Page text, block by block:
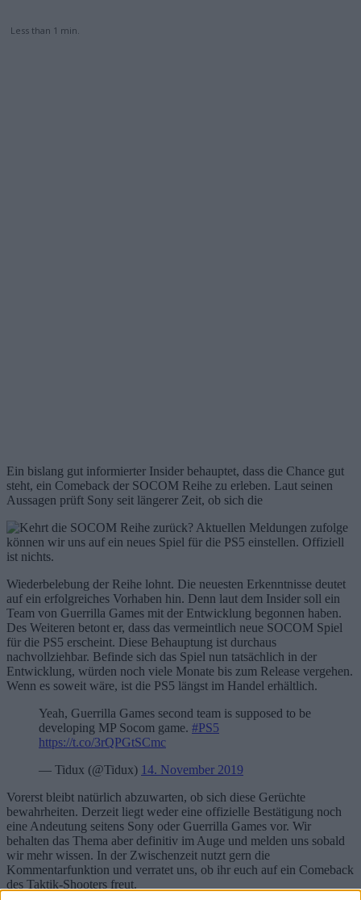
Less than 1 min.
Ein bislang gut informierter Insider behauptet, dass die Chance gut
steht, ein Comeback der SOCOM Reihe zu erleben. Laut seinen
Aussagen prüft Sony seit längerer Zeit, ob sich die
Wiederbelebung der Reihe lohnt. Die neuesten Erkenntnisse deutet
auf ein erfolgreiches Vorhaben hin. Denn laut dem Insider soll ein
Team von Guerrilla Games mit der Entwicklung begonnen haben.
Des Weiteren betont er, dass das vermeintlich neue SOCOM Spiel
für die PS5 erscheint. Diese Behauptung ist durchaus
nachvollziehbar. Befinde sich das Spiel nun tatsächlich in der
Entwicklung, würden noch viele Monate bis zum Release vergehen.
Wenn es soweit wäre, ist die PS5 längst im Handel erhältlich.
Yeah, Guerrilla Games second team is supposed to be
developing MP Socom game. #PS5
https://t.co/3rQPGtSCmc
— Tidux (@Tidux) 14. November 2019
Vorerst bleibt natürlich abzuwarten, ob sich diese Gerüchte
bewahrheiten. Derzeit liegt weder eine offizielle Bestätigung noch
eine Andeutung seitens Sony oder Guerrilla Games vor. Wir
behalten das Thema aber definitiv im Auge und melden uns sobald
wir mehr wissen. In der Zwischenzeit nutzt gern die
Kommentarfunktion und verratet uns, ob ihr euch auf ein Comeback
des Taktik-Shooters freut.